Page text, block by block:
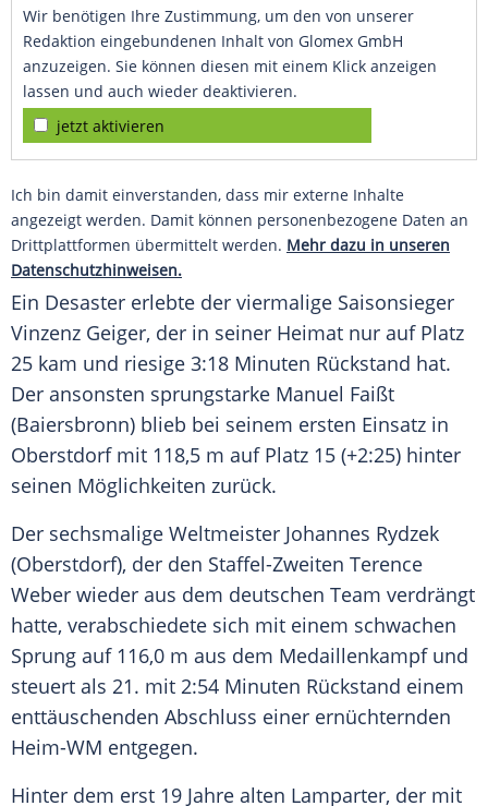
Wir benötigen Ihre Zustimmung, um den von unserer
Redaktion eingebundenen Inhalt von Glomex GmbH
anzuzeigen. Sie können diesen mit einem Klick anzeigen
lassen und auch wieder deaktivieren.
jetzt aktivieren
Ich bin damit einverstanden, dass mir externe Inhalte
angezeigt werden. Damit können personenbezogene Daten an
Drittplattformen übermittelt werden. Mehr dazu in unseren
Datenschutzhinweisen.
Ein Desaster erlebte der viermalige Saisonsieger
Vinzenz Geiger, der in seiner Heimat nur auf Platz
25 kam und riesige 3:18 Minuten Rückstand hat.
Der ansonsten sprungstarke Manuel Faißt
(Baiersbronn) blieb bei seinem ersten Einsatz in
Oberstdorfmit 118,5 m auf Platz 15 (+2:25) hinter
seinen Möglichkeiten zurück.
Der sechsmalige Weltmeister Johannes Rydzek
(Oberstdorf), der den Staffel-Zweiten Terence
Weber wieder aus dem deutschen Team verdrängt
hatte, verabschiedete sich mit einem schwachen
Sprung auf 116,0 m aus dem Medaillenkampf und
steuert als 21. mit 2:54 Minuten Rückstand einem
enttäuschenden Abschluss einer ernüchternden
Heim-WM entgegen.
Hinter dem erst 19 Jahre alten Lamparter, der mit